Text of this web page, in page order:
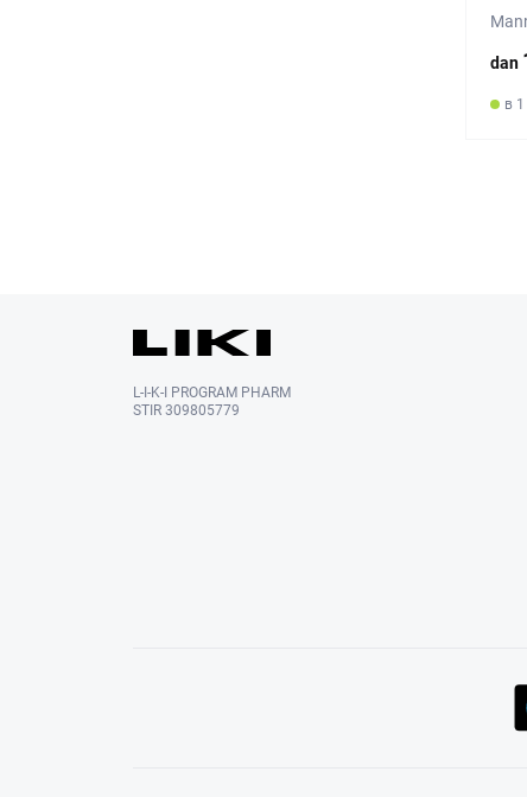
dan
в
L-I-K-I PROGRAM PHARM
STIR 309805779